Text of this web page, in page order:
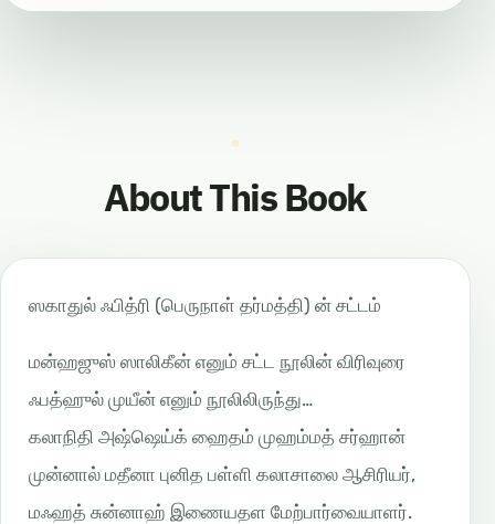
About This Book
ஸகாதுல் ஃபித்ரி (பெருநாள் தர்மத்தி) ன் சட்டம்
மன்ஹஜுஸ் ஸாலிகீன் எனும் சட்ட நூலின் விரிவுரை
ஃபத்ஹுல் முயீன் எனும் நூலிலிருந்து…
கலாநிதி அஷ்ஷெய்க் ஹைதம் முஹம்மத் சர்ஹான்
முன்னால் மதீனா புனித பள்ளி கலாசாலை ஆசிரியர்,
மஃஹத் சுன்னாஹ் இணையதள மேற்பார்வையாளர்.